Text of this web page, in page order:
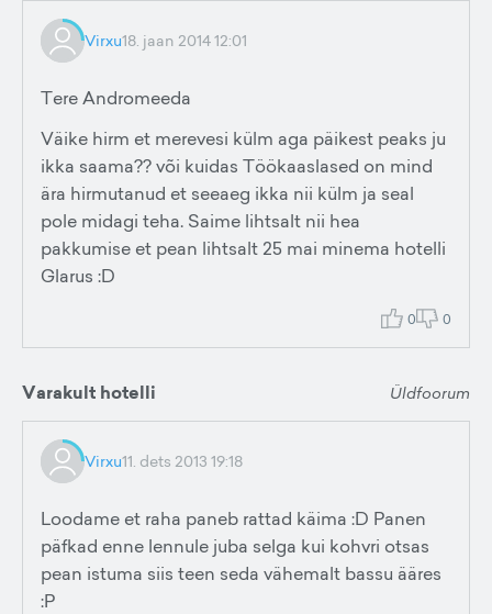
Virxu18. jaan 2014 12:01
Tere Andromeeda
Väike hirm et merevesi külm aga päikest peaks ju
ikka saama?? või kuidas Töökaaslased on mind
ära hirmutanud et seeaeg ikka nii külm ja seal
pole midagi teha. Saime lihtsalt nii hea
pakkumise et pean lihtsalt 25 mai minema hotelli
Glarus :D
0 0
Varakult hotelli Üldfoorum
Virxu11. dets 2013 19:18
Loodame et raha paneb rattad käima :D Panen
päfkad enne lennule juba selga kui kohvri otsas
pean istuma siis teen seda vähemalt bassu ääres
:P